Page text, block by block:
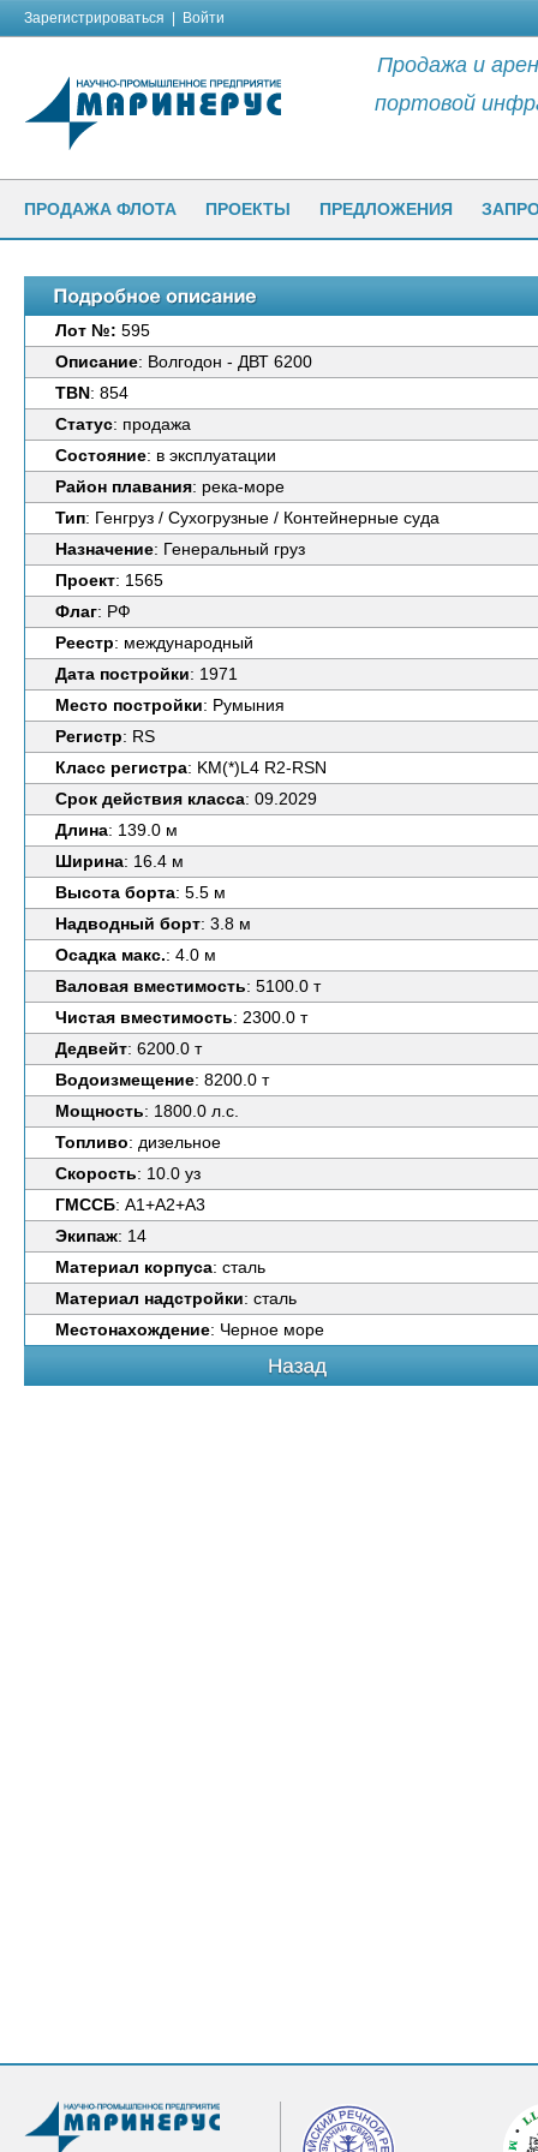
Зарегистрироваться Войти
Продажа и
портовой
ПРОДАЖА ФЛОТА ПРОЕКТЫ ПРЕДЛОЖЕНИЯ
Лот №: 595
Описание: Волгодон - ДВТ 6200
TBN : 854
Статус: продажа
Состояние: в эксплуатации
Район плавания: река-море
Тип: Генгруз / Сухогрузные / Контейнерные суда
Назначение: Генеральный груз
Проект: 1565
Флаг: РФ
Реестр: международный
Дата постройки: 1971
Место постройки: Румыния
Регистр: RS
Класс регистра: KM(*)L4 R2-RSN
Срок действия класса: 09.2029
Длина: 139.0 м
Ширина: 16.4 м
Высота борта: 5.5 м
Надводный борт: 3.8 м
Осадка макс.: 4.0 м
Валовая вместимость: 5100.0 т
Чистая вместимость: 2300.0 т
Дедвейт: 6200.0 т
Водоизмещение: 8200.0 т
Мощность: 1800.0 л.с.
Топливо: дизельное
Скорость: 10.0 уз
ГМССБ: А1+А2+А3
Экипаж: 14
Материал корпуса: сталь
Материал надстройки: сталь
Местонахождение: Черное море